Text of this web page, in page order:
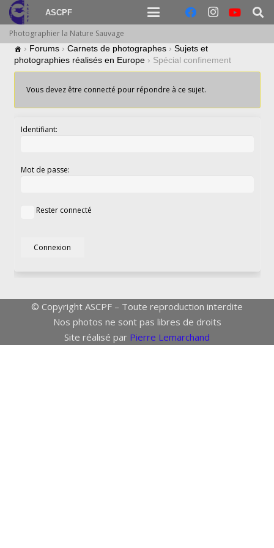
ASCPF
Photographier la Nature Sauvage
› Forums › Carnets de photographes › Sujets et
photographies réalisés en Europe › Spécial confinement
Vous devez être connecté pour répondre à ce sujet.
Identifiant:
Mot de passe:
Rester connecté
Connexion
© Copyright ASCPF – Toute reproduction interdite
Nos photos ne sont pas libres de droits
Site réalisé par Pierre Lemarchand